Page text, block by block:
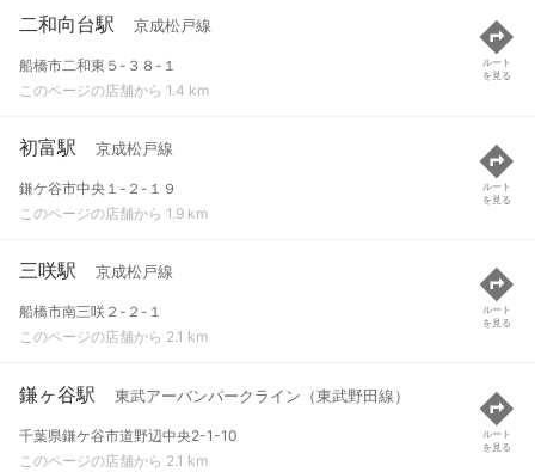
二和向台駅 京成松戸線
船橋市二和東５-３８-１
このページの店舗から 1.4 km
ルート
を見る
初富駅 京成松戸線
鎌ケ谷市中央１-２-１９
このページの店舗から 1.9 km
ルート
を見る
三咲駅 京成松戸線
船橋市南三咲２-２-１
このページの店舗から 2.1 km
ルート
を見る
鎌ヶ谷駅 東武アーバンパークライン（東武野田線）
千葉県鎌ケ谷市道野辺中央2-1-10
このページの店舗から 2.1 km
ルート
を見る